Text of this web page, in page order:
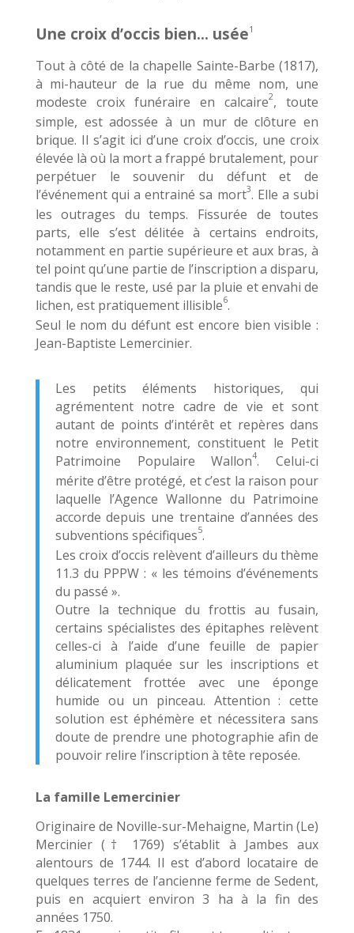
Une croix d’occis bien… usée1
Tout à côté de la chapelle Sainte-Barbe (1817),
à mi-hauteur de la rue du même nom, une
modeste croix funéraire en calcaire2, toute
simple, est adossée à un mur de clôture en
brique. Il s’agit ici d’une croix d’occis, une croix
élevée là où la mort a frappé brutalement, pour
perpétuer le souvenir du défunt et de
l’événement qui a entrainé sa mort3. Elle a subi
les outrages du temps. Fissurée de toutes
parts, elle s’est délitée à certains endroits,
notamment en partie supérieure et aux bras, à
tel point qu’une partie de l’inscription a disparu,
tandis que le reste, usé par la pluie et envahi de
lichen, est pratiquement illisible6.
Seul le nom du défunt est encore bien visible :
Jean-Baptiste Lemercinier.
Les petits éléments historiques, qui
agrémentent notre cadre de vie et sont
autant de points d’intérêt et repères dans
notre environnement, constituent le Petit
Patrimoine Populaire Wallon4. Celui-ci
mérite d’être protégé, et c’est la raison pour
laquelle l’Agence Wallonne du Patrimoine
accorde depuis une trentaine d’années des
subventions spécifiques5.
Les croix d’occis relèvent d’ailleurs du thème
11.3 du PPPW : « les témoins d’événements
du passé ».
Outre la technique du frottis au fusain,
certains spécialistes des épitaphes relèvent
celles-ci à l’aide d’une feuille de papier
aluminium plaquée sur les inscriptions et
délicatement frottée avec une éponge
humide ou un pinceau. Attention : cette
solution est éphémère et nécessitera sans
doute de prendre une photographie afin de
pouvoir relire l’inscription à tête reposée.
La famille Lemercinier
Originaire de Noville-sur-Mehaigne, Martin (Le)
Mercinier († 1769) s’établit à Jambes aux
alentours de 1744. Il est d’abord locataire de
quelques terres de l’ancienne ferme de Sedent,
puis en acquiert environ 3 ha à la fin des
années 1750.